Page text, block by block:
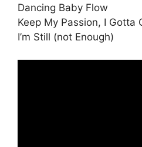
Dancing Baby Flow
Keep My Passion, I Gotta
I’m Still (not Enough)